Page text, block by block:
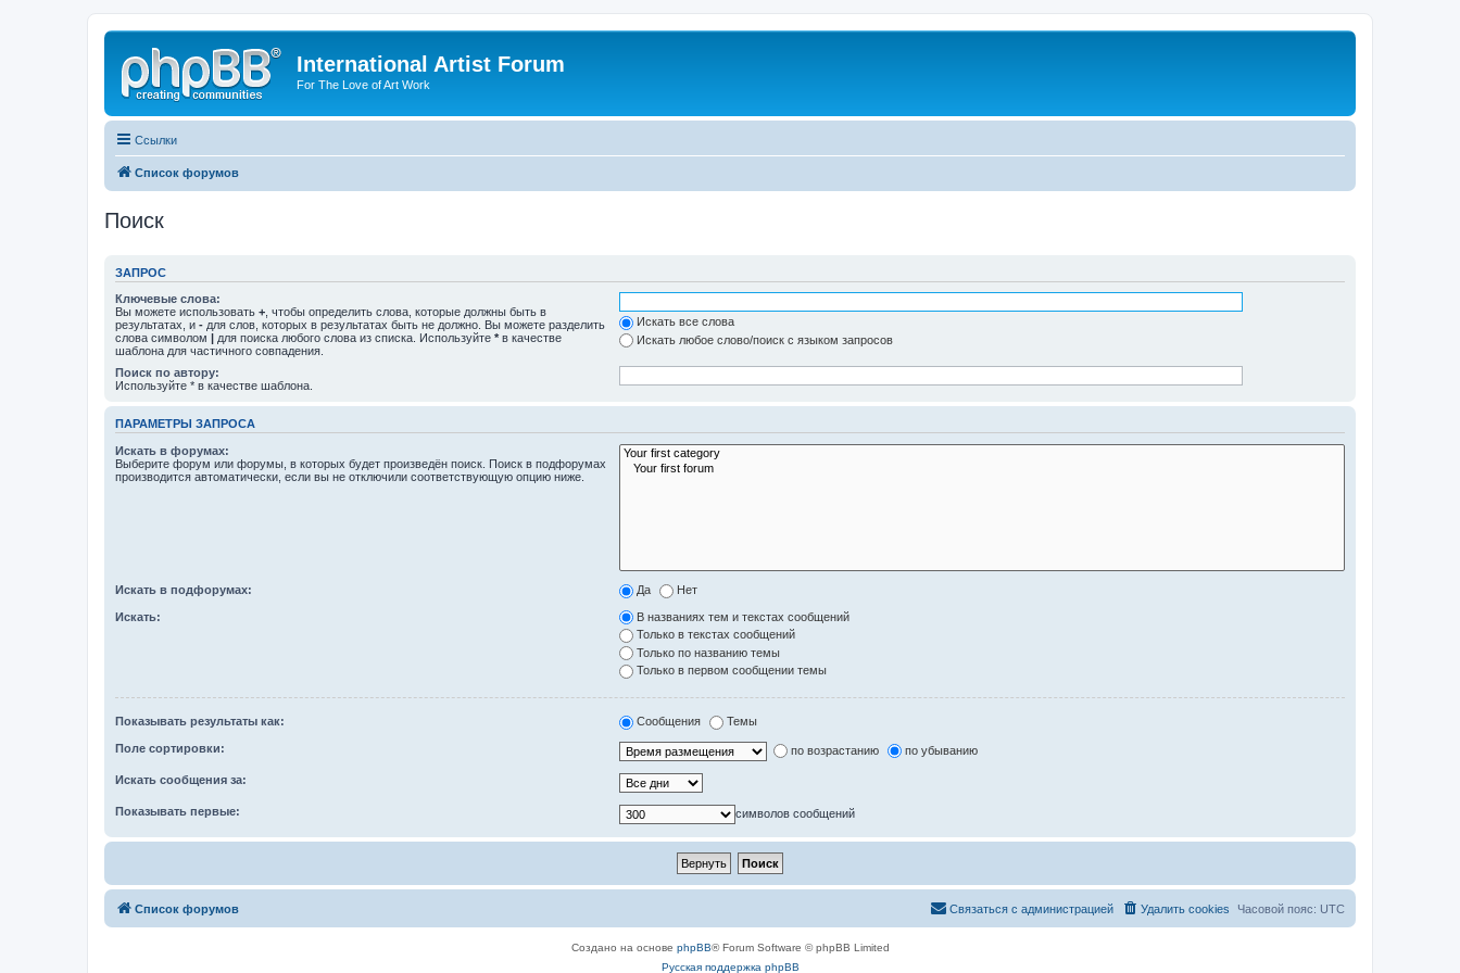
International Artist Forum
For The Love of Art Work
Ссылки
Список форумов
Поиск
ЗАПРОС
Ключевые слова:
Вы можете использовать + , чтобы определить слова, которые должны быть в
результатах, и - для слов, которых в результатах быть не должно. Вы можете разделить
слова символом | для поиска любого слова из списка. Используйте * в качестве
шаблона для частичного совпадения.
Искать все слова
Искать любое слово/поиск с языком запросов
Поиск по автору:
Используйте * в качестве шаблона.
ПАРАМЕТРЫ ЗАПРОСА
Искать в форумах:
Выберите форум или форумы, в которых будет произведён поиск. Поиск в подфорумах
производится автоматически, если вы не отключили соответствующую опцию ниже.
Искать в подфорумах: Да Нет
Искать:
В названиях тем и текстах сообщений
Только в текстах сообщений
Только по названию темы
Только в первом сообщении темы
Показывать результаты как: Сообщения Темы
Поле сортировки: по возрастанию по убыванию
Искать сообщения за:
Показывать первые: символов сообщений
Список форумов Часовой пояс: UTC
Удалить cookies
Связаться с администрацией
Создано на основе phpBB® Forum Software © phpBB Limited
Русская поддержка phpBB